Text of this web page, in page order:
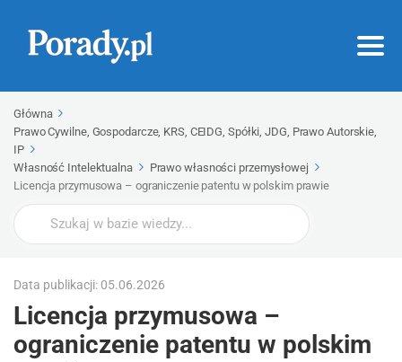
Główna
Prawo Cywilne, Gospodarcze, KRS, CEIDG, Spółki, JDG, Prawo Autorskie,
IP
Własność Intelektualna
Prawo własności przemysłowej
Licencja przymusowa – ograniczenie patentu w polskim prawie
Wyszukaj
Data publikacji: 05.06.2026
Licencja przymusowa –
ograniczenie patentu w polskim